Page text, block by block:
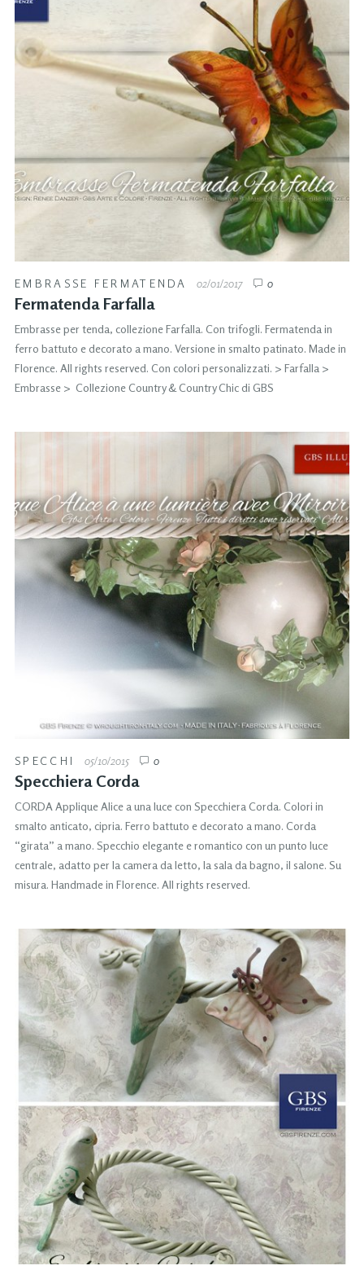
EMBRASSE FERMATENDA 02/01/2017 0
Fermatenda Farfalla
Embrasse per tenda, collezione Farfalla. Con trifogli. Fermatenda in
ferro battuto e decorato a mano. Versione in smalto patinato. Made in
Florence. All rights reserved. Con colori personalizzati. > Farfalla >
Embrasse > Collezione Country & Country Chic di GBS
SPECCHI 05/10/2015 0
Specchiera Corda
CORDA Applique Alice a una luce con Specchiera Corda. Colori in
smalto anticato, cipria. Ferro battuto e decorato a mano. Corda
“girata” a mano. Specchio elegante e romantico con un punto luce
centrale, adatto per la camera da letto, la sala da bagno, il salone. Su
misura. Handmade in Florence. All rights reserved.